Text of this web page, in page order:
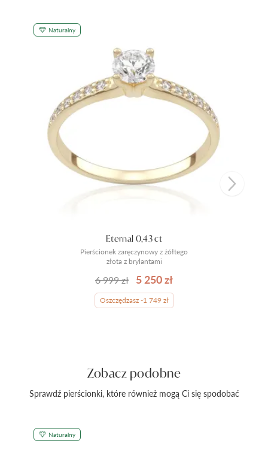
Naturalny
Pierścionek zaręczynowy z żółtego
złota z brylantami
Eternal 0,43 ct
6 999 zł 5 250 zł
Oszczędzasz -1 749 zł
Zobacz podobne
Sprawdź pierścionki, które również mogą Ci się spodobać
Naturalny